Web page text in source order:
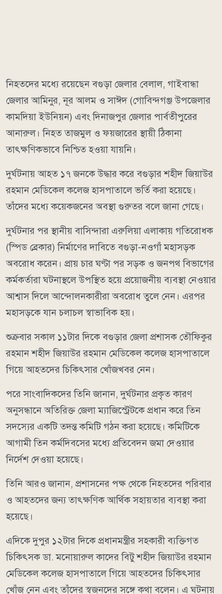
নিহতদের মধ্যে রয়েছেন বগুড়া জেলার বেলাল, গাইবান্ধা
জেলার আমিনুর, নূর আলম ও সাঈদ (গোবিন্দগঞ্জ উপজেলার
কামদিয়া ইউনিয়ন) এবং দিনাজপুর জেলার পার্বতীপুরের
আনারুল। নিহত তাজমুল ও ফয়জারের স্থায়ী ঠিকানা
তাৎক্ষণিকভাবে নিশ্চিত হওয়া যায়নি।
দুর্ঘটনায় আহত ১৭ জনকে উদ্ধার করে বগুড়ার শহীদ জিয়াউর
রহমান মেডিকেল কলেজ হাসপাতালে ভর্তি করা হয়েছে।
তাঁদের মধ্যে কয়েকজনের অবস্থা গুরুতর বলে জানা গেছে।
দুর্ঘটনার পর স্থানীয় বাসিন্দারা এরুলিয়া এলাকায় গতিরোধক
(স্পিড ব্রেকার) নির্মাণের দাবিতে বগুড়া-নওগাঁ মহাসড়ক
অবরোধ করেন। প্রায় চার ঘণ্টা পর সড়ক ও জনপথ বিভাগের
কর্মকর্তারা ঘটনাস্থলে উপস্থিত হয়ে প্রয়োজনীয় ব্যবস্থা নেওয়ার
আশ্বাস দিলে আন্দোলনকারীরা অবরোধ তুলে নেন। এরপর
মহাসড়কে যান চলাচল স্বাভাবিক হয়।
শুক্রবার সকাল ১১টার দিকে বগুড়ার জেলা প্রশাসক তৌফিকুর
রহমান শহীদ জিয়াউর রহমান মেডিকেল কলেজ হাসপাতালে
গিয়ে আহতদের চিকিৎসার খোঁজখবর নেন।
পরে সাংবাদিকদের তিনি জানান, দুর্ঘটনার প্রকৃত কারণ
অনুসন্ধানে অতিরিক্ত জেলা ম্যাজিস্ট্রেটকে প্রধান করে তিন
সদস্যের একটি তদন্ত কমিটি গঠন করা হয়েছে। কমিটিকে
আগামী তিন কর্মদিবসের মধ্যে প্রতিবেদন জমা দেওয়ার
নির্দেশ দেওয়া হয়েছে।
তিনি আরও জানান, প্রশাসনের পক্ষ থেকে নিহতদের পরিবার
ও আহতদের জন্য তাৎক্ষণিক আর্থিক সহায়তার ব্যবস্থা করা
হয়েছে।
এদিকে দুপুর ১২টার দিকে প্রধানমন্ত্রীর সহকারী ব্যক্তিগত
চিকিৎসক ডা. মনোয়ারুল কাদের বিটু শহীদ জিয়াউর রহমান
মেডিকেল কলেজ হাসপাতালে গিয়ে আহতদের চিকিৎসার
খোঁজ নেন এবং তাঁদের স্বজনদের সঙ্গে কথা বলেন। এ ঘটনায়